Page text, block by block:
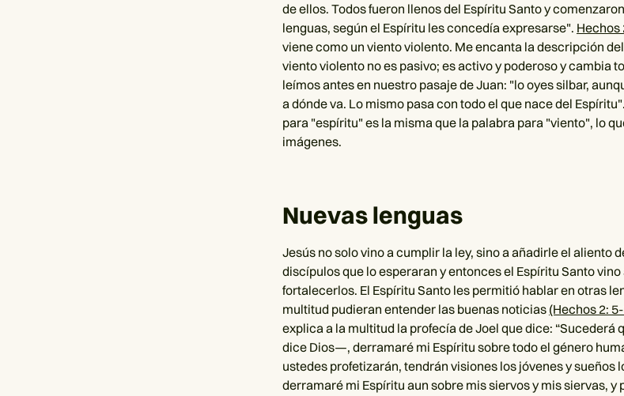
de ellos. Todos fueron llenos del Espíritu Santo y
lenguas, según el Espíritu les concedía expresarse". Hechos
viene como un viento violento. Me encanta la descripción
viento violento no es pasivo; es activo y poderoso y cambia
leímos antes en nuestro pasaje de Juan: "lo oyes silbar,
a dónde va. Lo mismo pasa con todo el que nace del
para "espíritu" es la misma que la palabra para "viento", lo
imágenes.
Nuevas lenguas
Jesús no solo vino a cumplir la ley, sino a añadirle el aliento
discípulos que lo esperaran y entonces el Espíritu Santo
fortalecerlos. El Espíritu Santo les permitió hablar en otras
multitud pudieran entender las buenas noticias (Hechos 2:
explica a la multitud la profecía de Joel que dice: “Sucederá
dice Dios—, derramaré mi Espíritu sobre todo el género
ustedes profetizarán, tendrán visiones los jóvenes y sueños
derramaré mi Espíritu aun sobre mis siervos y mis siervas, y